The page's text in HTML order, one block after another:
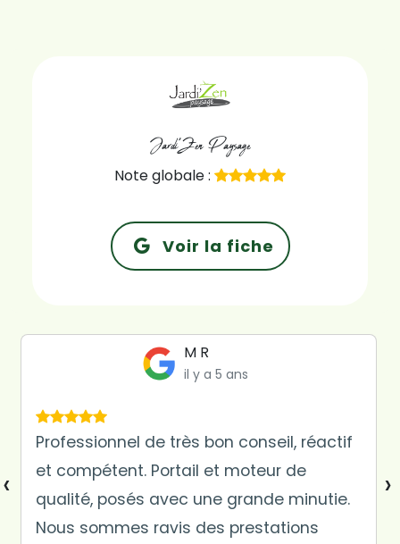
Jardi'Zen Paysage
Note globale :
Voir la fiche
Suze Longuet
il y a 5 ans
Recommandé par mes beaux parent
suite à travaux de claustras effectuer
chez eux. Travail très bien fait chez nous
(portail et claustras) , de très bon
‹ ›